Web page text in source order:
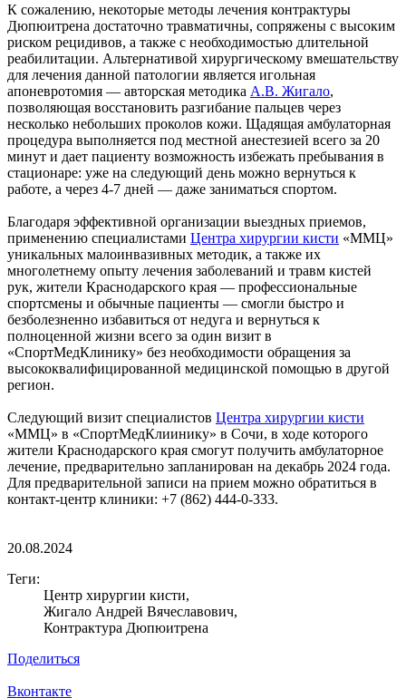
К сожалению, некоторые методы лечения контрактуры
Дюпюитрена достаточно травматичны, сопряжены с высоким
риском рецидивов, а также с необходимостью длительной
реабилитации. Альтернативой хирургическому вмешательству
для лечения данной патологии является игольная
апоневротомия — авторская методика А.В. Жигало,
позволяющая восстановить разгибание пальцев через
несколько небольших проколов кожи. Щадящая амбулаторная
процедура выполняется под местной анестезией всего за 20
минут и дает пациенту возможность избежать пребывания в
стационаре: уже на следующий день можно вернуться к
работе, а через 4-7 дней — даже заниматься спортом.
Благодаря эффективной организации выездных приемов,
применению специалистами Центра хирургии кисти «ММЦ»
уникальных малоинвазивных методик, а также их
многолетнему опыту лечения заболеваний и травм кистей
рук, жители Краснодарского края — профессиональные
спортсмены и обычные пациенты — смогли быстро и
безболезненно избавиться от недуга и вернуться к
полноценной жизни всего за один визит в
«СпортМедКлинику» без необходимости обращения за
высококвалифицированной медицинской помощью в другой
регион.
Следующий визит специалистов Центра хирургии кисти
«ММЦ» в «СпортМедКлиинику» в Сочи, в ходе которого
жители Краснодарского края смогут получить амбулаторное
лечение, предварительно запланирован на декабрь 2024 года.
Для предварительной записи на прием можно обратиться в
контакт-центр клиники: +7 (862) 444-0-333.
20.08.2024
Теги:
Центр хирургии кисти,
Жигало Андрей Вячеславович,
Контрактура Дюпюитрена
Поделиться
Вконтакте